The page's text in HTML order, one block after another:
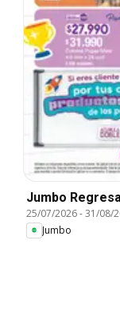
Jumbo
25/07/2026-31/08/
Jumbo